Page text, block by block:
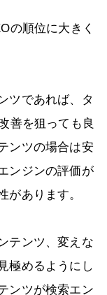
の順位に大きく
ツであれば、タ
善を狙っても良
ンツの場合は安
ンジンの評価が
があります。
テンツ、変えな
極めるようにし
ンツが検索エン